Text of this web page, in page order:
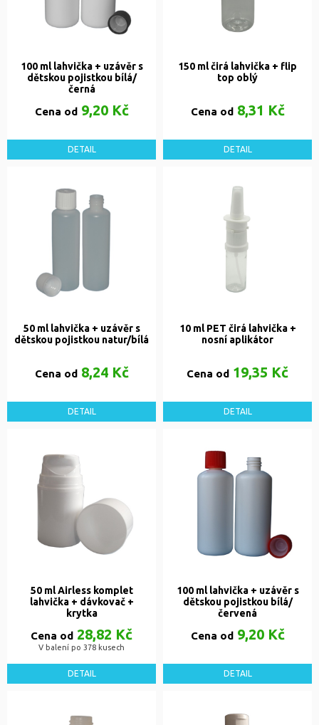
100 ml lahvička + uzávěr s
dětskou pojistkou bílá/
černá
Cena od9,20 Kč
DETAIL
150 ml čirá lahvička + flip
top oblý
Cena od8,31 Kč
DETAIL
50 ml lahvička + uzávěr s
dětskou pojistkou natur/bílá
Cena od8,24 Kč
DETAIL
10 ml PET čirá lahvička +
nosní aplikátor
Cena od 19,35 Kč
DETAIL
50 ml Airless komplet
lahvička + dávkovač +
krytka
Cena od 28,82 Kč
V balení po 378 kusech
DETAIL
100 ml lahvička + uzávěr s
dětskou pojistkou bílá/
červená
Cena od9,20 Kč
DETAIL